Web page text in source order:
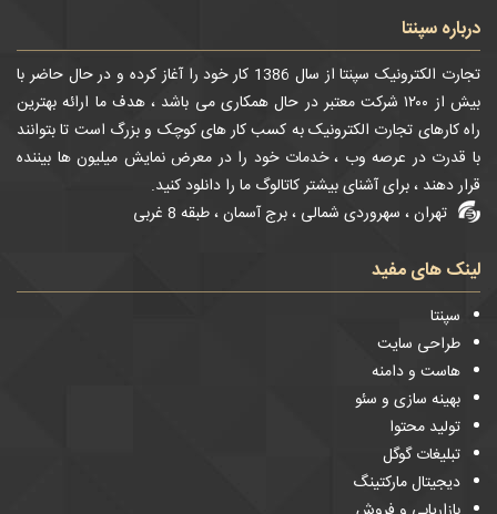
درباره سپنتا
تجارت الکترونیک سپنتا از سال 1386 کار خود را آغاز کرده و در حال حاضر با
بیش از ۱۲۰۰ شرکت معتبر در حال همکاری می باشد ، هدف ما ارائه بهترین
راه کارهای تجارت الکترونیک به کسب کار های کوچک و بزرگ است تا بتوانند
با قدرت در عرصه وب ، خدمات خود را در معرض نمایش میلیون ها بیننده
قرار دهند ، برای آشنای بیشتر کاتالوگ ما را دانلود کنید.
تهران ، سهروردی شمالی ، برج آسمان ، طبقه 8 غربی
لینک های مفید
سپنتا
طراحی سایت
هاست و دامنه
بهینه سازی و سئو
تولید محتوا
تبلیغات گوگل
دیجیتال مارکتینگ